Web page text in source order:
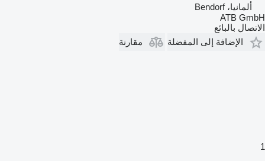
ألمانيا، Bendorf
ATB GmbH
الاتصال بالبائع
الإضافة إلى المفضلة
مقارنة
1